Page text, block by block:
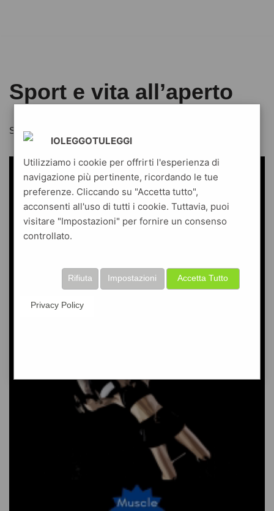
Sport e vita all’aperto
Sport e vita all’aperto
IOLEGGOTULEGGI
Utilizziamo i cookie per offrirti l'esperienza di
navigazione più pertinente, ricordando le tue
preferenze. Cliccando su "Accetta tutto",
acconsenti all'uso di tutti i cookie. Tuttavia, puoi
visitare "Impostazioni" per fornire un consenso
controllato.
Accetta Tutto
Impostazioni
Rifiuta
Privacy Policy